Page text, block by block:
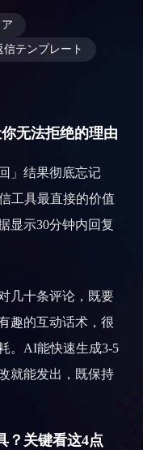
信テンプレート
无法拒绝的理由
」结果彻底忘记
工具最直接的价值
显示30分钟内回复
几十条评论，既要
趣的互动话术，很
。AI能快速生成3-5
就能发出，既保持
？关键看这4点